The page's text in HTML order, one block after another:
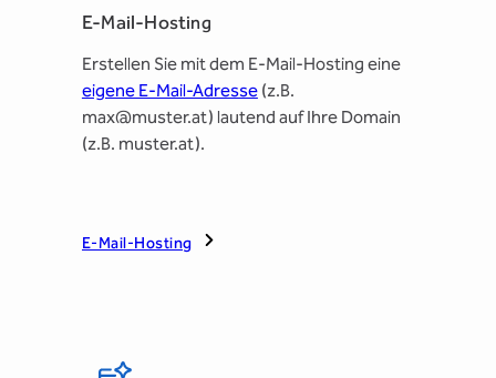
E-Mail-Hosting
Erstellen Sie mit dem E-Mail-Hosting eine
eigene E-Mail-Adresse(z.B.
max@muster.at) lautend auf Ihre Domain
(z.B. muster.at).
E-Mail-Hosting